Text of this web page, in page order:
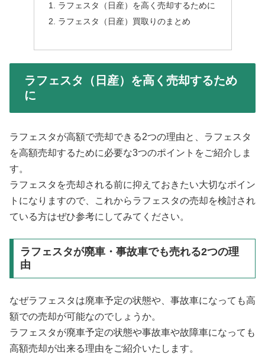
ラフェスタ（日産）を高く売却するために
ラフェスタ（日産）買取りのまとめ
ラフェスタ（日産）を高く売却するため
に
ラフェスタが高額で売却できる2つの理由と、ラフェスタ
を高額売却するために必要な3つのポイントをご紹介しま
す。
ラフェスタを売却される前に抑えておきたい大切なポイン
トになりますので、これからラフェスタの売却を検討され
ている方はぜひ参考にしてみてください。
ラフェスタが廃車・事故車でも売れる2つの理
由
なぜラフェスタは廃車予定の状態や、事故車になっても高
額での売却が可能なのでしょうか。
ラフェスタが廃車予定の状態や事故車や故障車になっても
高額売却が出来る理由をご紹介いたします。